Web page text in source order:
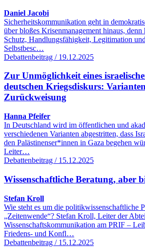
Daniel Jacobi
Sicherheitskommunikation geht in
über bloßes Krisenmanagement hinaus,
Schutz, Handlungsfähigkeit, Legitimation
Selbstbesc…
Debattenbeitrag / 19.12.2025
Zur Unmöglichkeit eines
deutschen Kriegsdiskurs:
Zurückweisung
Hanna Pfeifer
In Deutschland wird im öffentlichen und
verschiedenen Varianten abgestritten, dass
den Palästinenser*innen in Gaza begehen
Leiter…
Debattenbeitrag / 15.12.2025
Wissenschaftliche Beratung, aber
Stefan Kroll
Wie steht es um die politikwissenschaftliche
„Zeitenwende“? Stefan Kroll, Leiter der
Wissenschaftskommunikation am PRIF –
Friedens- und Konfl…
Debattenbeitrag / 15.12.2025